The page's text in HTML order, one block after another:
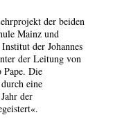
der beiden
Mainz und
der Johannes
der Leitung von
Die
eine
der